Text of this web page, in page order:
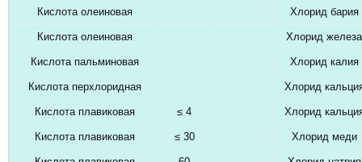
Кислота олеиновая Хлорид бария
Кислота олеиновая Хлорид железа
Кислота пальминовая Хлорид калия
Кислота перхлоридная Хлорид
Кислота плавиковая ≤ 4 Хлорид
Кислота плавиковая ≤ 30 Хлорид меди